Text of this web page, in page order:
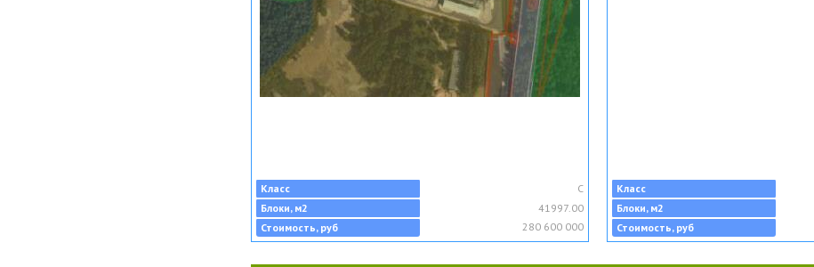
Класс
C
Блоки, м2
41997.00
Стоимость, руб
280 600 000
Класс
Блоки, м2
Стоимость, руб